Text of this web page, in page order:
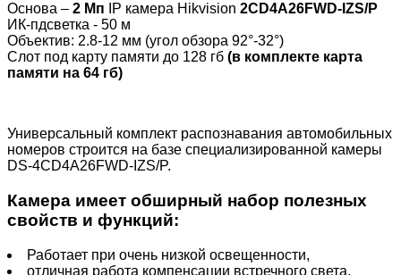
Основа – 2 Мп IP камера Hikvision 2CD4A26FWD-IZS/P
ИК-пдсветка - 50 м
Объектив: 2.8-12 мм (угол обзора 92°-32°)
Слот под карту памяти до 128 гб (в комплекте карта
памяти на 64 гб)
Универсальный комплект распознавания автомобильных
номеров строится на базе специализированной камеры
DS-4CD4A26FWD-IZS/P.
Камера имеет обширный набор полезных
свойств и функций:
Работает при очень низкой освещенности,
отличная работа компенсации встречного света,